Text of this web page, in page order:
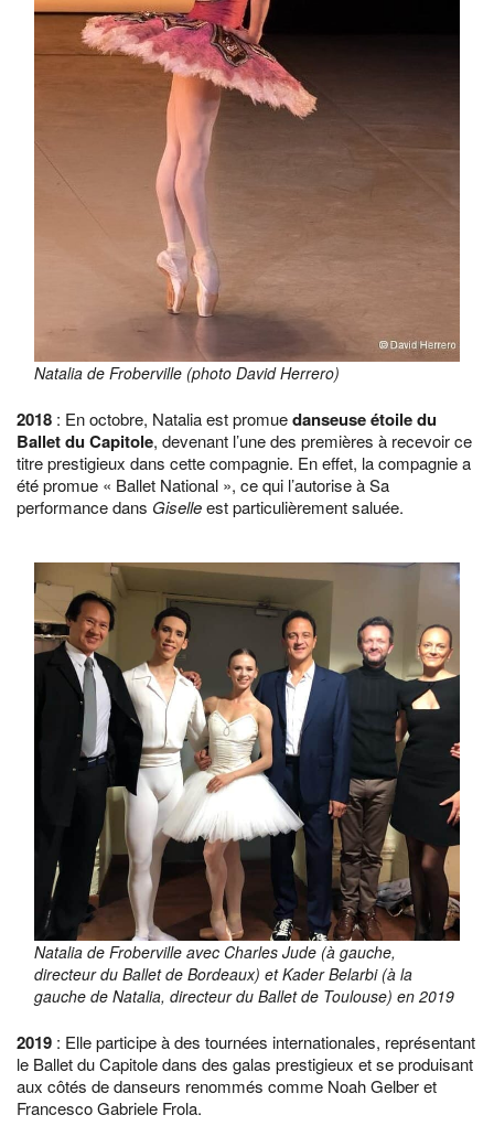
Natalia de Froberville (photo David Herrero)
2018 : En octobre, Natalia est promuedanseuse étoile du
Ballet du Capitole, devenant l’une des premières à recevoir ce
titre prestigieux dans cette compagnie. En effet, la compagnie a
été promue « Ballet National », ce qui l’autorise à Sa
performance dans Giselleest particulièrement saluée.
Natalia de Froberville avec Charles Jude (à gauche,
directeur du Ballet de Bordeaux) et Kader Belarbi (à la
gauche de Natalia, directeur du Ballet de Toulouse) en 2019
2019 : Elle participe à des tournées internationales, représentant
le Ballet du Capitole dans des galas prestigieux et se produisant
aux côtés de danseurs renommés comme Noah Gelber et
Francesco Gabriele Frola.